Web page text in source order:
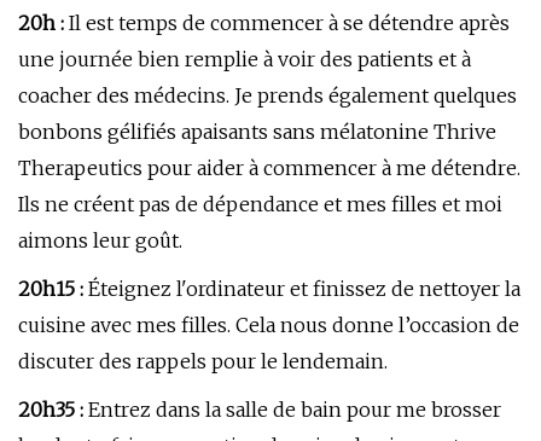
20h : Il est temps de commencer à se détendre après
une journée bien remplie à voir des patients et à
coacher des médecins. Je prends également quelques
bonbons gélifiés apaisants sans mélatonine Thrive
Therapeutics pour aider à commencer à me détendre.
Ils ne créent pas de dépendance et mes filles et moi
aimons leur goût.
20h15 : Éteignez l'ordinateur et finissez de nettoyer la
cuisine avec mes filles. Cela nous donne l’occasion de
discuter des rappels pour le lendemain.
20h35 : Entrez dans la salle de bain pour me brosser